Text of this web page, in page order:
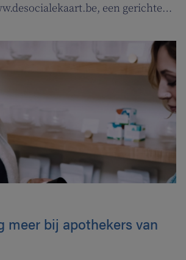
een gerichte
en welzijn. Heel handig voor zowel
meer bij apothekers van